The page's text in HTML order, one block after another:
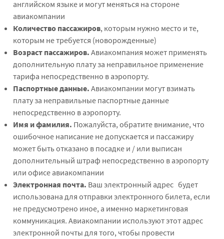
английском языке и могут меняться на стороне
авиакомпании
Количество пассажиров, которым нужно место и те,
которым не требуется (новорожденные)
Возраст пассажиров. Авиакомпания может применять
дополнительную плату за неправильное применение
тарифа непосредственно в аэропорту.
Паспортные данные. Авиакомпании могут взимать
плату за неправильные паспортные данные
непосредственно в аэропорту.
Имя и фамилия. Пожалуйста, обратите внимание, что
ошибочное написание не допускается и пассажиру
может быть отказано в посадке и / или выписан
дополнительный штраф непосредственно в аэропорту
или офисе авиакомпании
Электронная почта. Ваш электронный адрес будет
использована для отправки электронного билета, если
не предусмотрено иное, а именно маркетинговая
коммуникация. Авиакомпании используют этот адрес
электронной почты для того, чтобы провести